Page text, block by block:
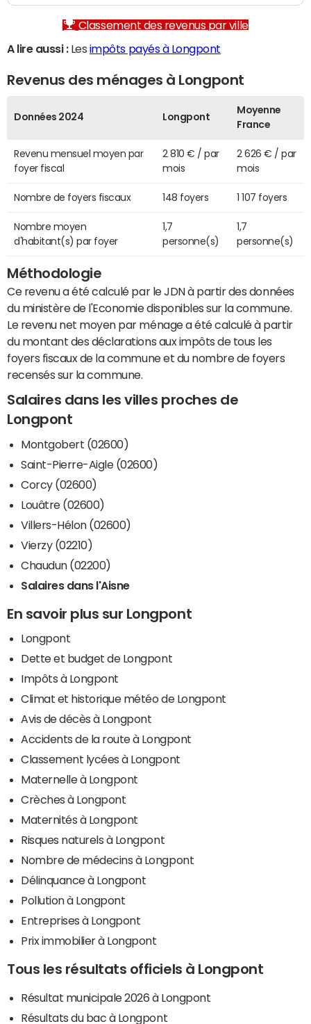
Classement des revenus par ville
A lire aussi :Les impôts payés à Longpont
Revenus des ménages à Longpont
Données 2024 Longpont
Moyenne
France
Revenu mensuel moyen par
foyer fiscal
2 810 € / par
mois
2 626 € / par
mois
Nombre de foyers fiscaux 148 foyers 1 107 foyers
Nombre moyen
d'habitant(s) par foyer
1,7
personne(s)
1,7
personne(s)
Méthodologie
Ce revenu a été calculé par le JDN à partir des données
du ministère de l'Economie disponibles sur la commune.
Le revenu net moyen par ménage a été calculé à partir
du montant des déclarations aux impôts de tous les
foyers fiscaux de la commune et du nombre de foyers
recensés sur la commune.
Salaires dans les villes proches de
Longpont
Montgobert (02600)
Saint-Pierre-Aigle (02600)
Corcy (02600)
Louâtre (02600)
Villers-Hélon (02600)
Vierzy (02210)
Chaudun (02200)
Salaires dans l'Aisne
En savoir plus sur Longpont
Longpont
Dette et budget de Longpont
Impôts à Longpont
Climat et historique météo de Longpont
Avis de décès à Longpont
Accidents de la route à Longpont
Classement lycées à Longpont
Maternelle à Longpont
Crèches à Longpont
Maternités à Longpont
Risques naturels à Longpont
Nombre de médecins à Longpont
Délinquance à Longpont
Pollution à Longpont
Entreprises à Longpont
Prix immobilier à Longpont
Tous les résultats officiels à Longpont
Résultat municipale 2026 à Longpont
Résultats du bac à Longpont